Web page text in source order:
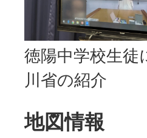
徳陽中学校生徒
川省の紹介
地図情報